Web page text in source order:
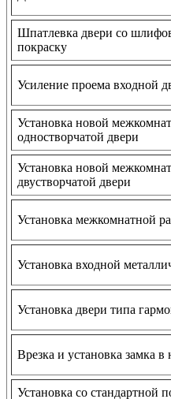
Шпатлевка двери со
покраску
Усиление проема входной
Установка новой
одностворчатой двери
Установка новой
двустворчатой двери
Установка межкомнатной
Установка входной
Установка двери типа
Врезка и установка замка в
Установка со стандартной